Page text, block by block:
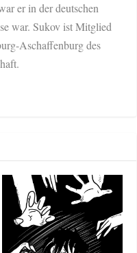
er in der deutschen
war. Sukov ist Mitglied
Aschaffenburg des